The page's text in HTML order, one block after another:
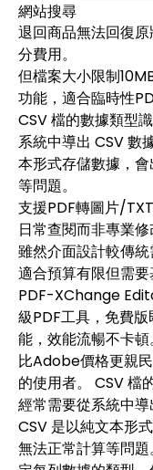
網站搜尋
退回商品無法回復
分費用。
但檔案大小限制
功能，適合臨時性
CSV 檔的數據類型
系統中導出 CSV 數
本形式存儲數據，
等問題。
支援PDF轉圖片/
日常查閱而非專業修
雖然介面設計較傳
適合預算有限但需要
PDF-XChange
級PDF工具，免費
能，效能流暢不卡
比Adobe價格更親
的使用者。 CSV 檔
經常需要從系統中
CSV 是以純文本形
無法正常計算等問